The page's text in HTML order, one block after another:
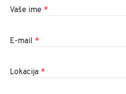
Vaše ime *
E-mail *
Lokacija *